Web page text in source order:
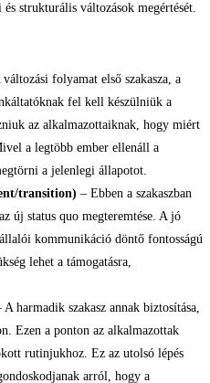
strukturális változások megértését.
folyamat első szakasza, a
fel kell készülniük a
az alkalmazottaiknak, hogy miért
a legtöbb ember ellenáll a
a jelenlegi állapotot.
transition) – Ebben a szakaszban
új status quo megteremtése. A jó
kommunikáció döntő fontosságú
lehet a támogatásra,
A harmadik szakasz annak biztosítása,
Ezen a ponton az alkalmazottak
rutinjukhoz. Ez az utolsó lépés
arról, hogy a